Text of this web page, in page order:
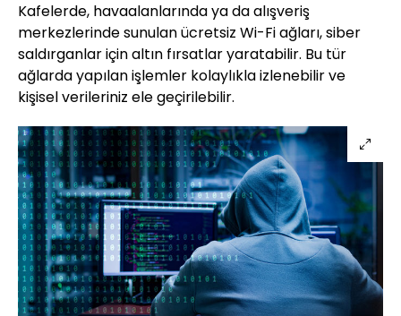
Kafelerde, havaalanlarında ya da alışveriş
merkezlerinde sunulan ücretsiz Wi-Fi ağları, siber
saldırganlar için altın fırsatlar yaratabilir. Bu tür
ağlarda yapılan işlemler kolaylıkla izlenebilir ve
kişisel verileriniz ele geçirilebilir.